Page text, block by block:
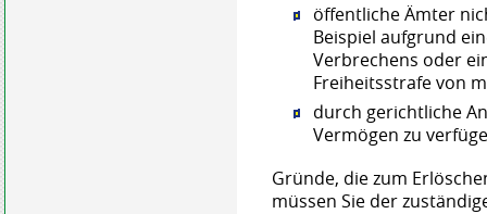
öffentliche Ämter
Beispiel aufgrund
Verbrechens oder
Freiheitsstrafe von
durch gerichtliche
Vermögen zu
Gründe, die zum
müssen Sie der